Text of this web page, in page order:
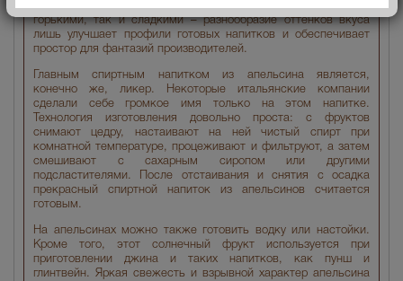
горькими, так и сладкими – разнообразие оттенков вкуса
лишь улучшает профили готовых напитков и обеспечивает
простор для фантазий производителей.
Главным спиртным напитком из апельсина является,
конечно же, ликер. Некоторые итальянские компании
сделали себе громкое имя только на этом напитке.
Технология изготовления довольно проста: с фруктов
снимают цедру, настаивают на ней чистый спирт при
комнатной температуре, процеживают и фильтруют, а затем
смешивают с сахарным сиропом или другими
подсластителями. После отстаивания и снятия с осадка
прекрасный спиртной напиток из апельсинов считается
готовым.
На апельсинах можно также готовить водку или настойки.
Кроме того, этот солнечный фрукт используется при
приготовлении джина и таких напитков, как пунш и
глинтвейн. Яркая свежесть и взрывной характер апельсина